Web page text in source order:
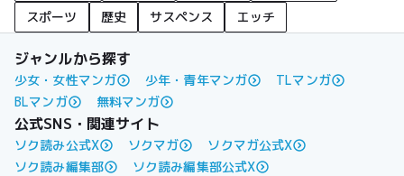
スポーツ
歴史 サスペンス エッチ
ジャンルから探す
少女・女性マンガ 少年・青年マンガ
TLマンガ
BLマンガ
無料マンガ
公式SNS・関連サイト
ソク読み公式X ソクマガ
ソクマガ公式X
ソク読み編集部
ソク読み編集部公式X